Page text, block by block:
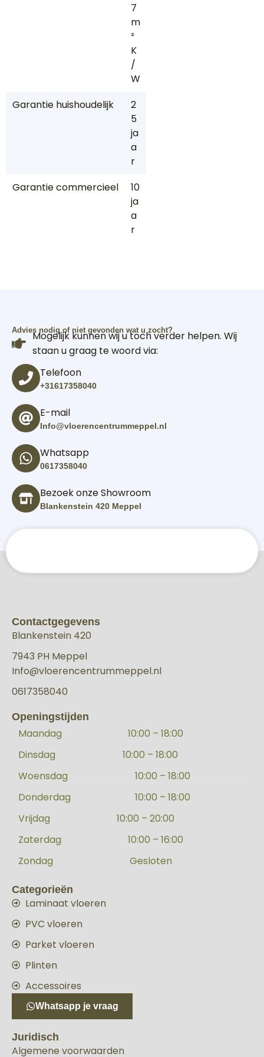
7
m
²
K
/
W
Garantie huishoudelijk
2
5
ja
a
r
Garantie commercieel
10
ja
a
r
Advies nodig of niet gevonden wat u zocht?
Mogelijk kunnen wij u toch verder helpen. Wij
staan u graag te woord via:
Telefoon
+31617358040
E-mail
Info@vloerencentrummeppel.nl
Whatsapp
0617358040
Bezoek onze Showroom
Blankenstein 420 Meppel
Contactgegevens
Blankenstein 420
7943 PH Meppel
Info@vloerencentrummeppel.nl
0617358040
Openingstijden
Maandag
10:00 – 18:00
Dinsdag
10:00 – 18:00
Woensdag
10:00 – 18:00
Donderdag
10:00 – 18:00
Vrijdag
10:00 – 20:00
Zaterdag
10:00 – 16:00
Zondag
Gesloten
Categorieën
Laminaat vloeren
PVC vloeren
Parket vloeren
Plinten
Accessoires
Whatsapp je vraag
Juridisch
Algemene voorwaarden